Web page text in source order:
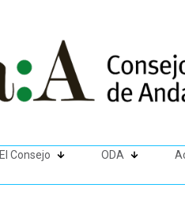
El Consejo ODA